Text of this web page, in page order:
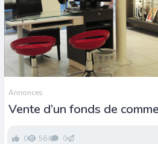
Annonces
Vente d’un fonds de
0 564 0